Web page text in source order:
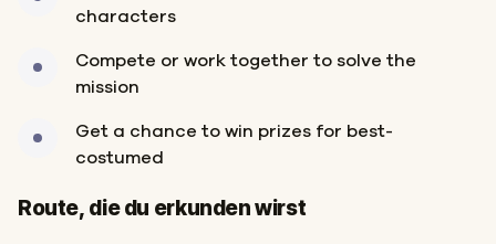
characters
Compete or work together to solve the
mission
Get a chance to win prizes for best-
costumed
Route, die du erkunden wirst
Start
Ziel